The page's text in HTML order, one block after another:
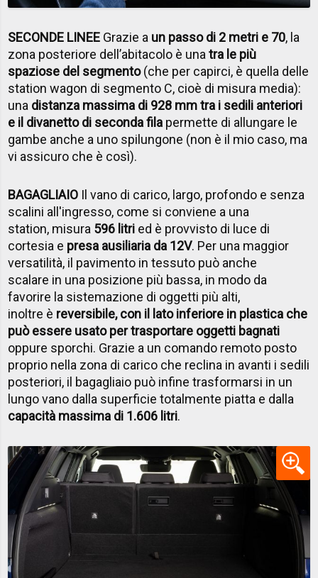
SECONDE LINEE Grazie a un passo di 2 metri e 70, la
zona posteriore dell’abitacolo è unatra le più
spaziose del segmento(che per capirci, è quella delle
station wagon di segmento C, cioè di misura media):
una distanza massima di 928 mm tra i sedili anteriori
e il divanetto di seconda fila permette di allungare le
gambe anche a uno spilungone (non è il mio caso, ma
vi assicuro che è così).
BAGAGLIAIO Il vano di carico, largo, profondo e senza
scalini all'ingresso, come si conviene a una
station, misura 596 litri ed è provvisto di luce di
cortesia e presa ausiliaria da 12V. Per una maggior
versatilità, il pavimento in tessuto può anche
scalare in una posizione più bassa, in modo da
favorire la sistemazione di oggetti più alti,
inoltre è reversibile, con il lato inferiore in plastica che
può essere usato per trasportare oggetti bagnati
oppure sporchi. Grazie a un comando remoto posto
proprio nella zona di carico che reclina in avanti i sedili
posteriori, il bagagliaio può infine trasformarsi in un
lungo vano dalla superficie totalmente piatta e dalla
capacità massima di 1.606 litri.